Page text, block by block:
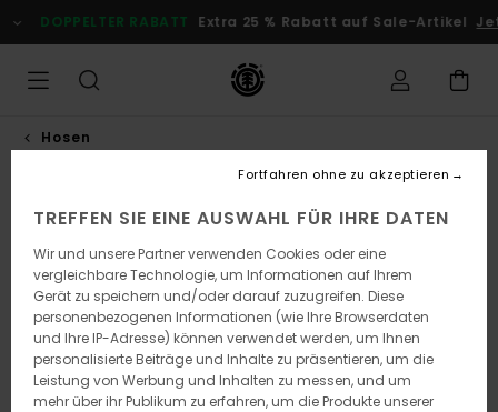
zur
Produktinformation
DOPPELTER RABATT Extra 25 % Rabatt auf Sale-Artikel
Hosen
TREFFEN SIE EINE AUSWAHL FÜR IHRE DATEN
Wir und unsere Partner verwenden Cookies oder eine
vergleichbare Technologie, um Informationen auf Ihrem
Gerät zu speichern und/oder darauf zuzugreifen. Diese
personenbezogenen Informationen (wie Ihre Browserdaten
und Ihre IP-Adresse) können verwendet werden, um Ihnen
personalisierte Beiträge und Inhalte zu präsentieren, um die
Leistung von Werbung und Inhalten zu messen, und um
mehr über ihr Publikum zu erfahren, um die Produkte unserer
Fortfahren ohne zu akzeptieren